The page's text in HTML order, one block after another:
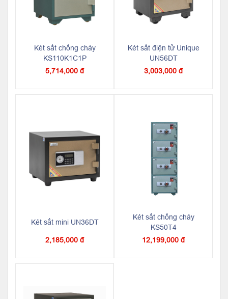
Két sắt chống cháy
KS110K1C1P
5,714,000 đ
Két sắt điện tử Unique
UN56DT
3,003,000 đ
Két sắt mini UN36DT
2,185,000 đ
Két sắt chống cháy
KS50T4
12,199,000 đ